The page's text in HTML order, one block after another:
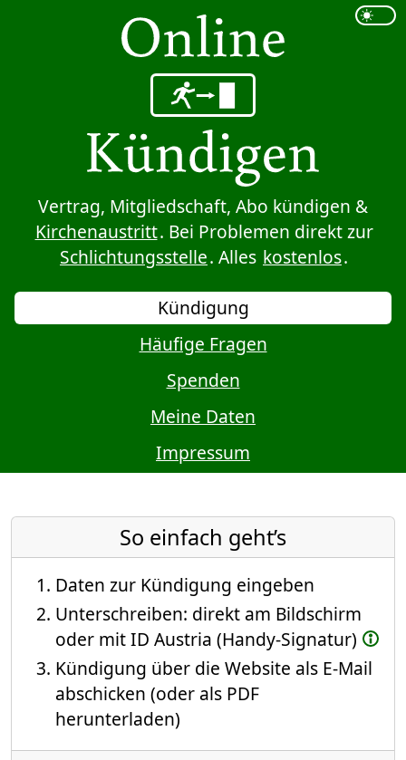
Sprung zum Inhalt
Vertrag, Mitgliedschaft, Abo kündigen &
Kirchenaustritt. Bei Problemen direkt zur
Schlichtungsstelle. Alles kostenlos.
Kündigung
Häufige Fragen
Spenden
Meine Daten
Impressum
So einfach geht’s
Daten zur Kündigung eingeben
Unterschreiben: direkt am Bildschirm
oder mit ID Austria (Handy-Signatur)
Kündigung über die Website als E-Mail
abschicken (oder als PDF
herunterladen)